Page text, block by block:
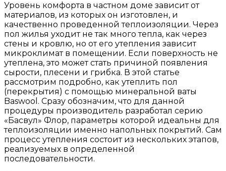
Уровень комфорта в частном доме зависит от
материалов, из которых он изготовлен, и
качественно проведенной теплоизоляции. Через
пол жилья уходит не так много тепла, как через
стены и кровлю, но от его утепления зависит
микроклимат в помещении. Если поверхность не
утеплена, это может стать причиной появления
сырости, плесени и грибка. В этой статье
рассмотрим подробно, как утеплить пол
(перекрытия) с помощью минеральной ваты
Baswool. Сразу обозначим, что для данной
процедуры производитель разработал серию
«Басвул» Флор, параметры которой идеальны для
теплоизоляции именно напольных покрытий. Сам
процесс утепления состоит из нескольких этапов,
реализуемых в определенной
последовательности.